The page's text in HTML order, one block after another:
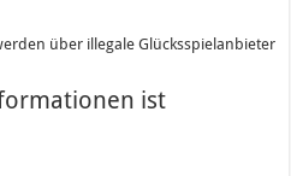
über illegale Glücksspielanbieter
ist